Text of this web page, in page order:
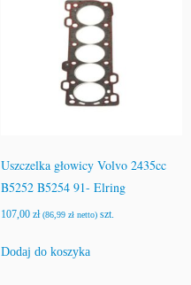
Uszczelka głowicy Volvo 2435cc
B5252 B5254 91- Elring
107,00 zł (86,99 złnetto)szt.
Dodaj do koszyka